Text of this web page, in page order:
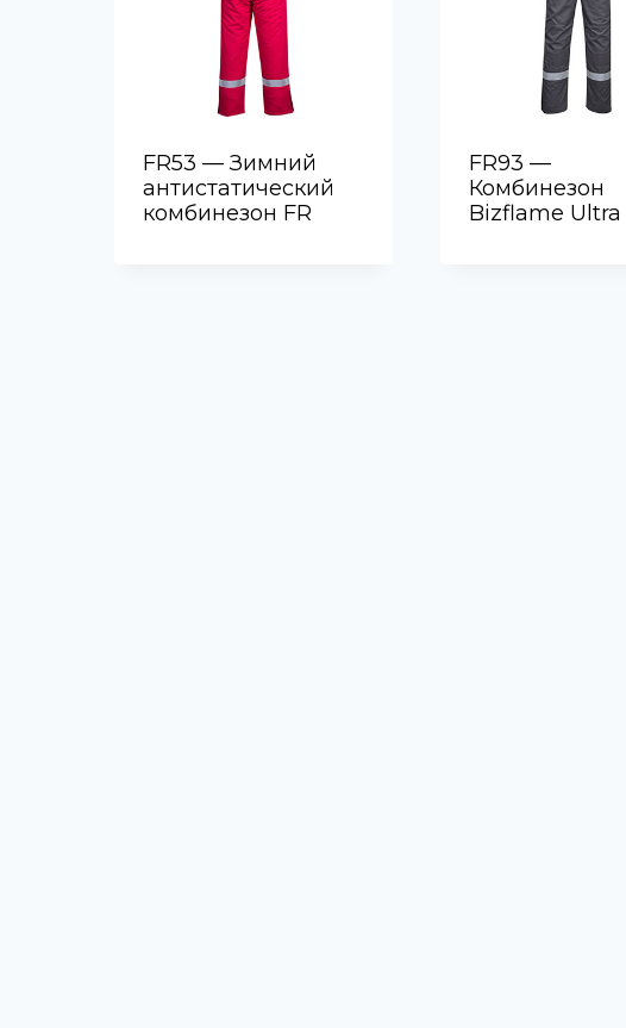
FR53 — Зимний
антистатический
комбинезон FR
FR93 —
Комбинезон
Bizflame Ultra